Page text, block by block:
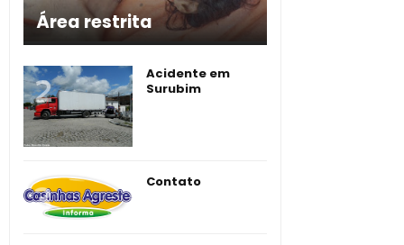
Área restrita
Acidente em
Surubim
Contato